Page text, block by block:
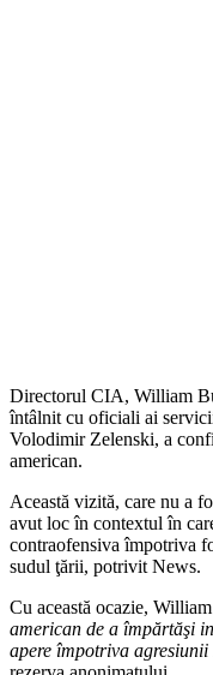
Directorul CIA, William
întâlnit cu oficiali ai
Volodimir Zelenski, a
american.
Această vizită, care nu a
avut loc în contextul în
contraofensiva împotriva
sudul ţării, potrivit News.
Cu această ocazie,
american de a împărtăşi
apere împotriva agresiunii